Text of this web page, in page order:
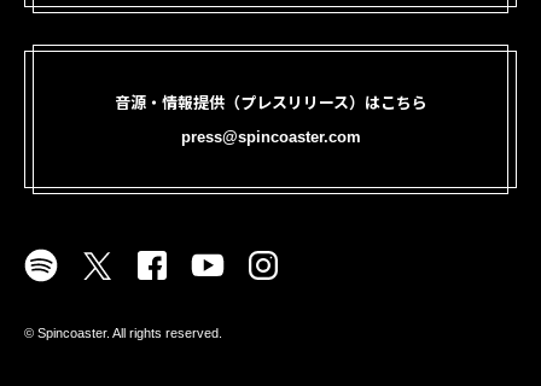
音源・情報提供（プレスリリース）はこちら
press@spincoaster.com
©︎ Spincoaster. All rights reserved.